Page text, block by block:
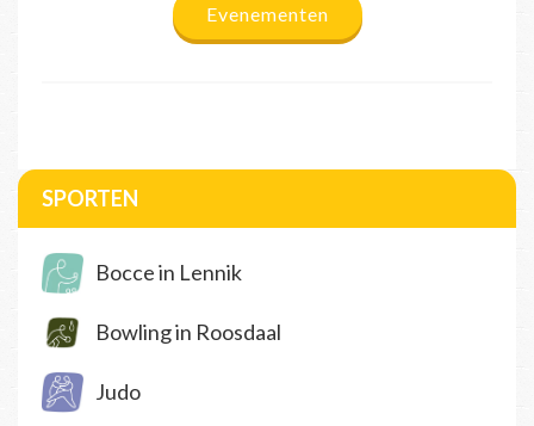
Evenementen
SPORTEN
Bocce in Lennik
Bowling in Roosdaal
Judo